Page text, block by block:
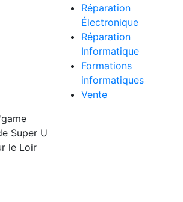
Réparation
Électronique
Réparation
Informatique
Formations
informatiques
Vente
Super U
le Loir